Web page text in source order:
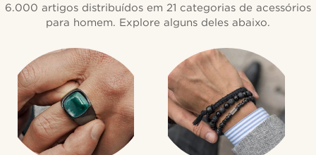
6.000 artigos distribuídos em 21 categorias de acessórios
para homem. Explore alguns deles abaixo.